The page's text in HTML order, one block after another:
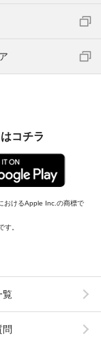
コチラ
おけるApple Inc.の商標で
。
覧
問